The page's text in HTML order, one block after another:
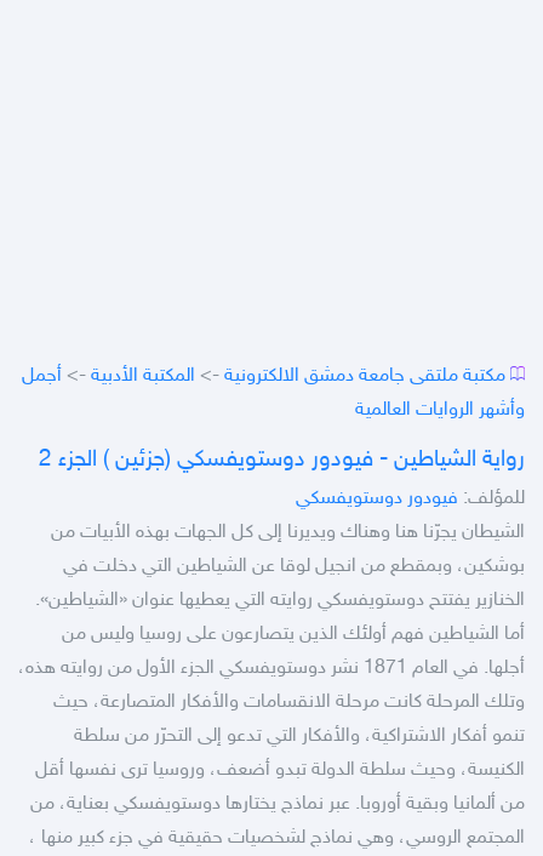
مكتبة ملتقى جامعة دمشق الالكترونية -> المكتبة الأدبية -> أجمل
وأشهر الروايات العالمية
رواية الشياطين - فيودور دوستويفسكي (جزئين ) الجزء 2
للمؤلف: فيودور دوستويفسكي
الشيطان يجرّنا هنا وهناك ويديرنا إلى كل الجهات بهذه الأبيات من
بوشكين، وبمقطع من انجيل لوقا عن الشياطين التي دخلت في
الخنازير يفتتح دوستويفسكي روايته التي يعطيها عنوان «الشياطين».
أما الشياطين فهم أولئك الذين يتصارعون على روسيا وليس من
أجلها. في العام 1871 نشر دوستويفسكي الجزء الأول من روايته هذه،
وتلك المرحلة كانت مرحلة الانقسامات والأفكار المتصارعة، حيث
تنمو أفكار الاشتراكية، والأفكار التي تدعو إلى التحرّر من سلطة
الكنيسة، وحيث سلطة الدولة تبدو أضعف، وروسيا ترى نفسها أقل
من ألمانيا وبقية أوروبا. عبر نماذج يختارها دوستويفسكي بعناية، من
المجتمع الروسي، وهي نماذج لشخصيات حقيقية في جزء كبير منها ،